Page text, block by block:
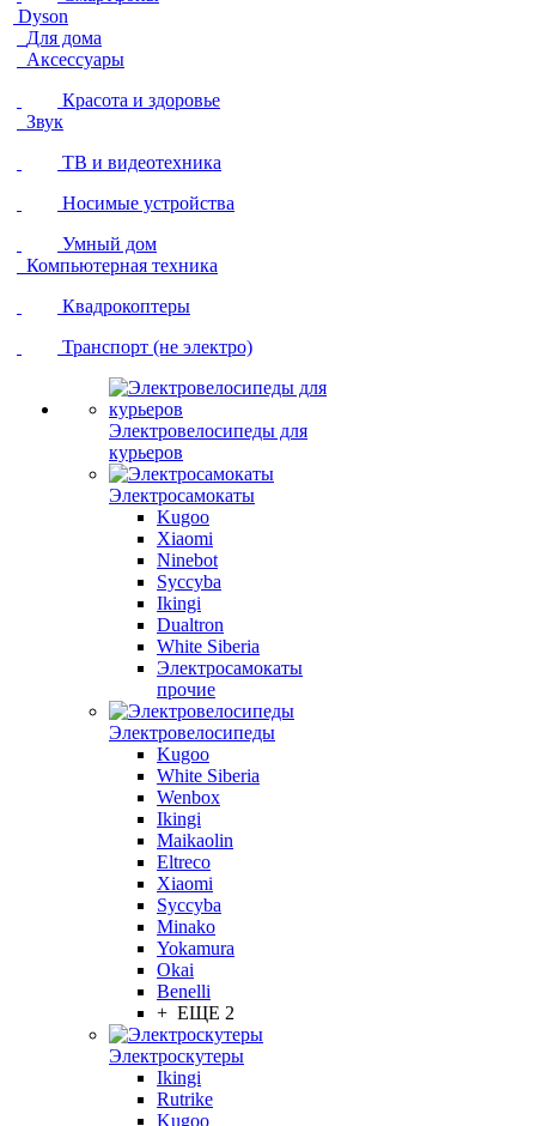
Dyson
Для дома
Аксессуары
Красота и здоровье
Звук
ТВ и видеотехника
Носимые устройства
Умный дом
Компьютерная техника
Квадрокоптеры
Транспорт (не электро)
Электровелосипеды для
курьеров
Электросамокаты
Kugoo
Xiaomi
Ninebot
Syccyba
Ikingi
Dualtron
White Siberia
Электросамокаты
прочие
Электровелосипеды
Kugoo
White Siberia
Wenbox
Ikingi
Maikaolin
Eltreco
Xiaomi
Syccyba
Minako
Yokamura
Okai
Benelli
+ ЕЩЕ 2
Электроскутеры
Ikingi
Rutrike
Kugoo